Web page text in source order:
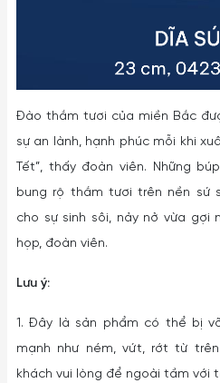
Đào thắm tươi của miền Bắc
sự an lành, hạnh phúc mỗi khi
Tết”, thấy đoàn viên. Những
bung rộ thắm tươi trên nền sứ
cho sự sinh sôi, nảy nở vừa gợi
họp, đoàn viên.
Lưu ý:
1. Đây là sản phẩm có thể bị
mạnh như ném, vứt, rớt từ
khách vui lòng để ngoài tầm với